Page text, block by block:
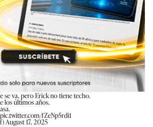
se va, pero Erick no tiene techo.
los últimos años.
pic.twitter.com/fZeNp5rdi1
August 17, 2025